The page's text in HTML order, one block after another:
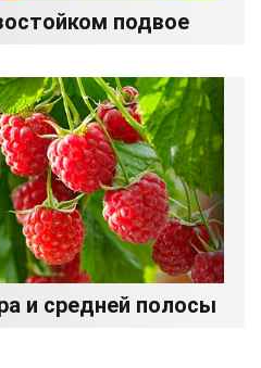
подвое
и средней полосы